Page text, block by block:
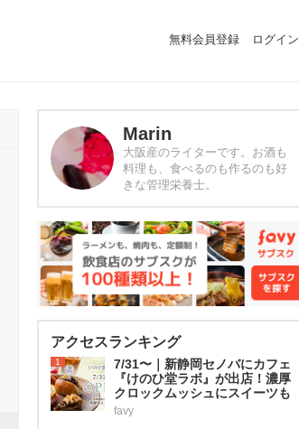
無料会員登録 ログイン
Marin
大阪産のライターです。お酒も
料理も、食べるのも作るのも好
きな管理栄養士。
アクセスランキング
1
7/31〜｜新静岡セノバにカフェ
『けのひ堂ラボ』が出店！濃厚
クロックムッシュにスイーツも
favy